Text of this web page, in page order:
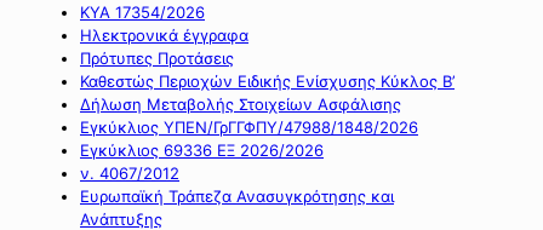
ΚΥΑ 17354/2026
Ηλεκτρονικά έγγραφα
Πρότυπες Προτάσεις
Καθεστώς Περιοχών Ειδικής Ενίσχυσης Κύκλος Β’
Δήλωση Μεταβολής Στοιχείων Ασφάλισης
Εγκύκλιος ΥΠΕΝ/ΓρΓΓΦΠΥ/47988/1848/2026
Εγκύκλιος 69336 ΕΞ 2026/2026
ν. 4067/2012
Ευρωπαϊκή Τράπεζα Ανασυγκρότησης και
Ανάπτυξης